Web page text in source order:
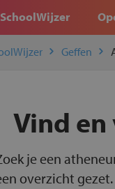
Geffen
Vind
je een
overzicht gezet.